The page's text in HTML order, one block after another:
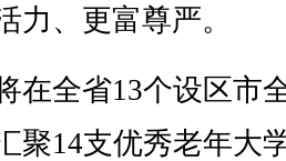
力、更富尊严。
全省13个设区市
聚14支优秀老年大